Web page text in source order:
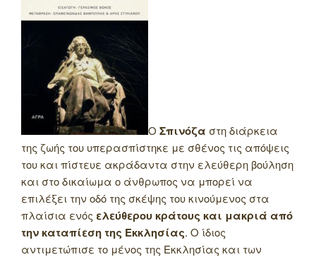
Ο Σπινόζα στη διάρκεια
της ζωής του υπερασπίστηκε με σθένος τις απόψεις
του και πίστευε ακράδαντα στην ελεύθερη βούληση
και στο δικαίωμα ο άνθρωπος να μπορεί να
επιλέξει την οδό της σκέψης του κινούμενος στα
πλαίσια ενός ελεύθερου κράτους και μακριά από
την καταπίεση της Εκκλησίας. Ο ίδιος
αντιμετώπισε το μένος της Εκκλησίας και των